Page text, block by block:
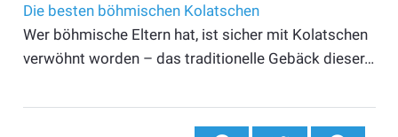
Die besten böhmischen Kolatschen
Wer böhmische Eltern hat, ist sicher mit Kolatschen
verwöhnt worden – das traditionelle Gebäck dieser…